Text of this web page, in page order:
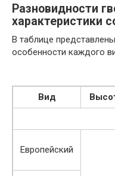
Разновидности
характеристики
В таблице
особенности каждого
Вид
Европейский